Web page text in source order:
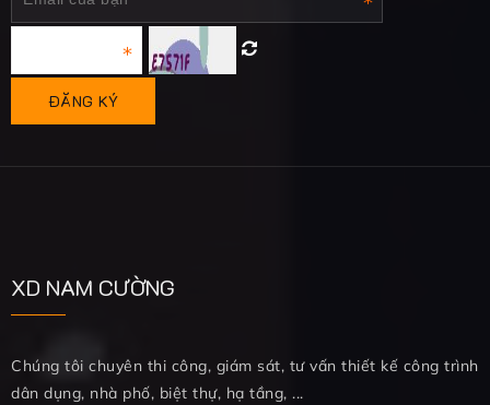
XD NAM CƯỜNG
Chúng tôi chuyên thi công, giám sát, tư vấn thiết kế công trình
dân dụng, nhà phố, biệt thự, hạ tầng, ...